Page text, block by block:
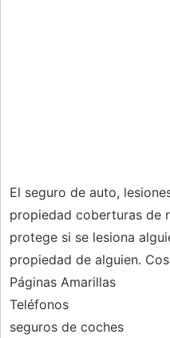
El seguro de auto,
propiedad coberturas de
protege si se lesiona
propiedad de alguien.
Páginas Amarillas
Teléfonos
seguros de coches